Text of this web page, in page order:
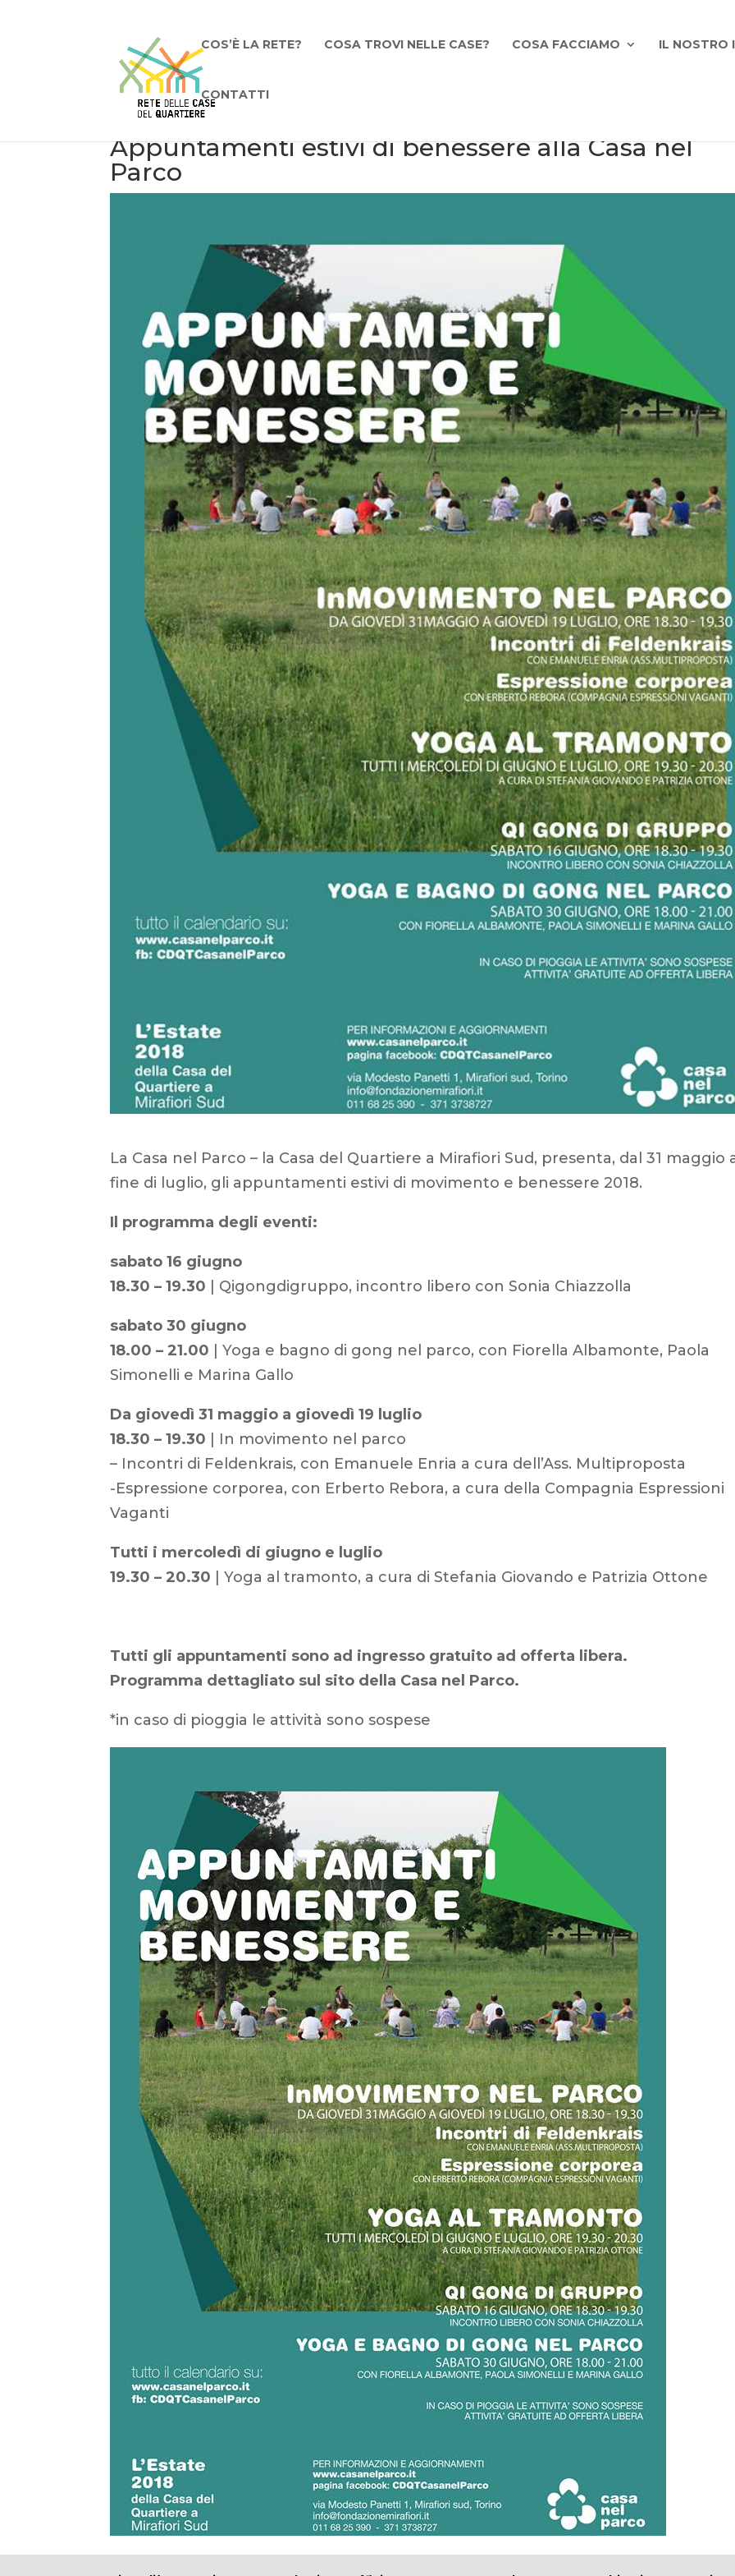
COS’È LA RETE? COSA TROVI NELLE CASE? COSA FACCIAMO IL NOSTRO
CONTATTI
Appuntamenti estivi di benessere alla Casa nel
Parco
La Casa nel Parco – la Casa del Quartiere a Mirafiori Sud, presenta, dal 31 maggio
fine di luglio, gli appuntamenti estivi di movimento e benessere 2018.
Il programma degli eventi:
sabato 16 giugno
18.30 – 19.30 | Qigongdigruppo, incontro libero con Sonia Chiazzolla
sabato 30 giugno
18.00 – 21.00 | Yoga e bagno di gong nel parco, con Fiorella Albamonte, Paola
Simonelli e Marina Gallo
Da giovedì 31 maggio a giovedì 19 luglio
18.30 – 19.30 | In movimento nel parco
– Incontri di Feldenkrais, con Emanuele Enria a cura dell’Ass. Multiproposta
-Espressione corporea, con Erberto Rebora, a cura della Compagnia Espressioni
Vaganti
Tutti i mercoledì di giugno e luglio
19.30 – 20.30 | Yoga al tramonto, a cura di Stefania Giovando e Patrizia Ottone
Tutti gli appuntamenti sono ad ingresso gratuito ad offerta libera.
Programma dettagliato sul sito della Casa nel Parco.
*in caso di pioggia le attività sono sospese